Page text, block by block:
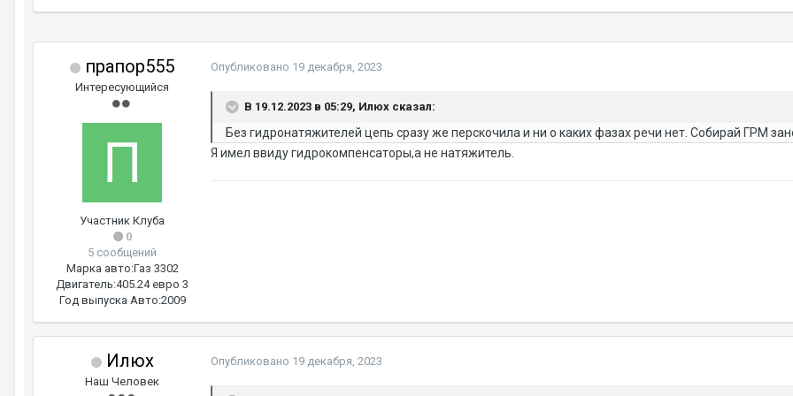
прапор555
Интересующийся
Участник Клуба
0
5 сообщений
Марка авто:Газ 3302
Двигатель:405.24 евро 3
Год выпуска Авто:2009
Опубликовано 19 декабря, 2023
В 19.12.2023 в 05:29, Илюх сказал:
Без гидронатяжителей цепь сразу же перскочила и ни о каких фазах речи нет. Собирай ГРМ
Я имел ввиду гидрокомпенсаторы,а не натяжитель.
Илюх
Наш Человек
Опубликовано 19 декабря, 2023